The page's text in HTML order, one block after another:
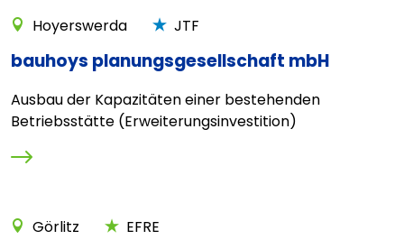
Hoyerswerda JTF
bauhoys planungsgesellschaft mbH
Ausbau der Kapazitäten einer bestehenden
Betriebsstätte (Erweiterungsinvestition)
Görlitz EFRE